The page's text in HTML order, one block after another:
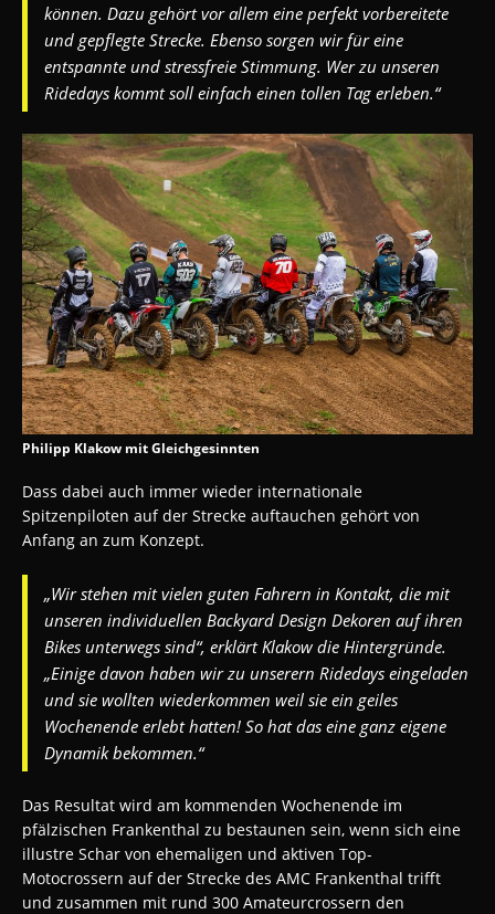
können. Dazu gehört vor allem eine perfekt vorbereitete
und gepflegte Strecke. Ebenso sorgen wir für eine
entspannte und stressfreie Stimmung. Wer zu unseren
Ridedays kommt soll einfach einen tollen Tag erleben.“
Philipp Klakow mit Gleichgesinnten
Dass dabei auch immer wieder internationale
Spitzenpiloten auf der Strecke auftauchen gehört von
Anfang an zum Konzept.
„Wir stehen mit vielen guten Fahrern in Kontakt, die mit
unseren individuellen Backyard Design Dekoren auf ihren
Bikes unterwegs sind“, erklärt Klakow die Hintergründe.
„Einige davon haben wir zu unserern Ridedays eingeladen
und sie wollten wiederkommen weil sie ein geiles
Wochenende erlebt hatten! So hat das eine ganz eigene
Dynamik bekommen.“
Das Resultat wird am kommenden Wochenende im
pfälzischen Frankenthal zu bestaunen sein, wenn sich eine
illustre Schar von ehemaligen und aktiven Top-
Motocrossern auf der Strecke des AMC Frankenthal trifft
und zusammen mit rund 300 Amateurcrossern den